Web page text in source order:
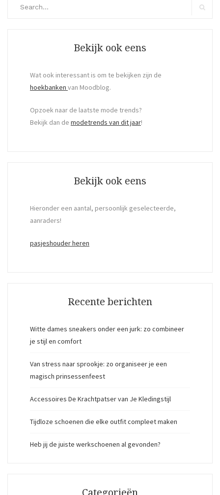
Bekijk ook eens
Wat ook interessant is om te bekijken zijn de
hoekbanken van Moodblog.
Opzoek naar de laatste mode trends?
Bekijk dan de modetrends van dit jaar!
Bekijk ook eens
Hieronder een aantal, persoonlijk geselecteerde,
aanraders!
pasjeshouder heren
Recente berichten
Witte dames sneakers onder een jurk: zo combineer
je stijl en comfort
Van stress naar sprookje: zo organiseer je een
magisch prinsessenfeest
Accessoires De Krachtpatser van Je Kledingstijl
Tijdloze schoenen die elke outfit compleet maken
Heb jij de juiste werkschoenen al gevonden?